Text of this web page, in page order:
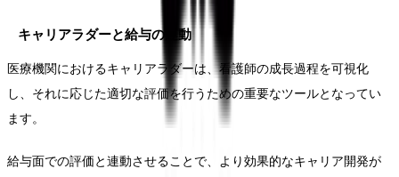
キャリアラダーと給与の連動
医療機関におけるキャリアラダーは、看護師の成長過程を可視化
し、それに応じた適切な評価を行うための重要なツールとなってい
ます。
給与面での評価と連動させることで、より効果的なキャリア開発が